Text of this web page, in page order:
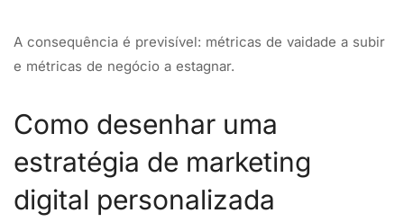
A consequência é previsível: métricas de vaidade a subir
e métricas de negócio a estagnar.
Como desenhar uma
estratégia de marketing
digital personalizada